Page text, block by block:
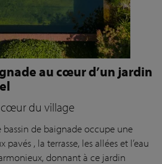
au cœur d’un jardin
du village
de baignade occupe une
, la terrasse, les allées et l’eau
donnant à ce jardin